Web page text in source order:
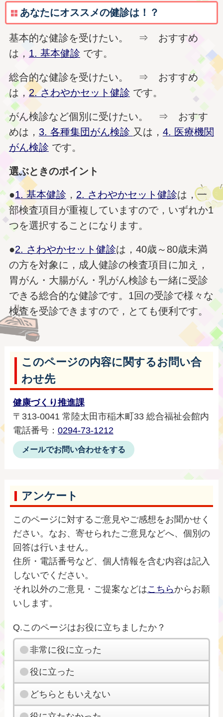
あなたにオススメの健診は！？
基本的な健診を受けたい。 ⇒ おすすめ
は， 1. 基本健診 です。
総合的な健診を受けたい。 ⇒ おすすめ
は，2. さわやかセット健診 です。
がん検診など個別に受けたい。 ⇒ おすす
めは， 3. 各種集団がん検診 又は， 4. 医療機関
がん検診 です。
選ぶときのポイント
●1. 基本健診 ， 2. さわやかセット健診は，一
部検査項目が重複していますので，いずれか1
つを選択することになります。
●2. さわやかセット健診は，40歳～80歳未満
の方を対象に，成人健診の検査項目に加え，
胃がん・大腸がん・乳がん検診も一緒に受診
できる総合的な健診です。1回の受診で様々な
検査を受診できますので，とても便利です。
このページの内容に関するお問い合
わせ先
健康づくり推進課
〒313-0041 常陸太田市稲木町33 総合福祉会館内
電話番号： 0294-73-1212
メールでお問い合わせをする
アンケート
このページに対するご意見やご感想をお聞かせく
ださい。なお、寄せられたご意見などへ、個別の
回答は行いません。
住所・電話番号など、個人情報を含む内容は記入
しないでください。
それ以外のご意見・ご提案などはこちらからお願
いします。
Q.このページはお役に立ちましたか？
非常に役に立った
役に立った
どちらともいえない